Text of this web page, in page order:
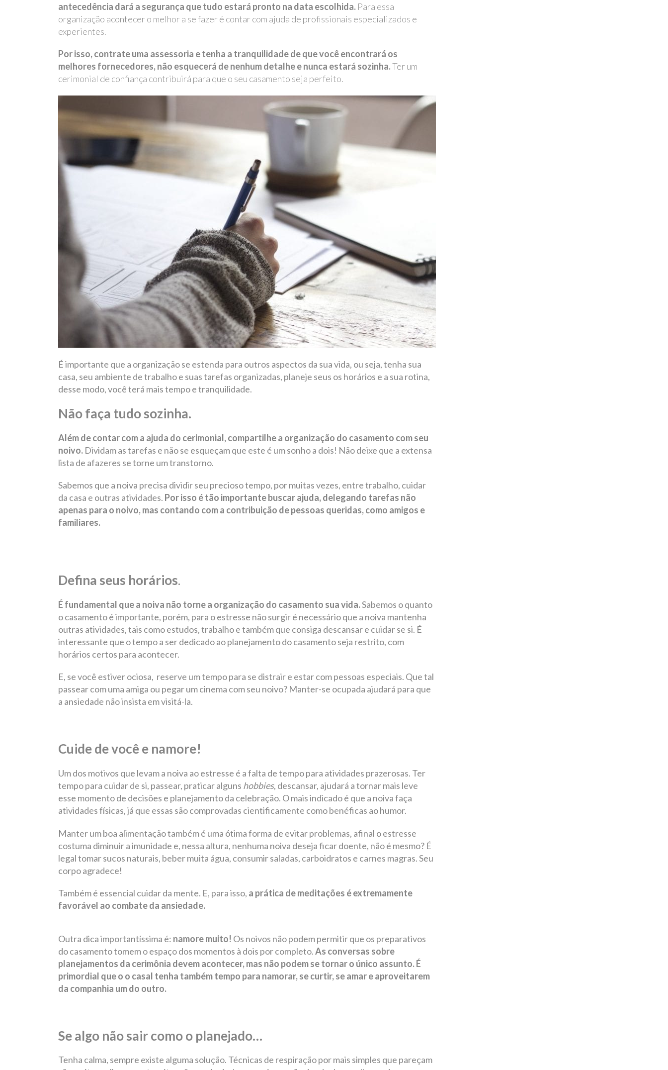
antecedência dará a segurança que tudo estará pronto na data escolhida. Para essa
organização acontecer o melhor a se fazer é contar com ajuda de profissionais especializados e
experientes.
Por isso, contrate uma assessoria e tenha a tranquilidade de que você encontrará os
melhores fornecedores, não esquecerá de nenhum detalhe e nunca estará sozinha.Ter um
cerimonial de confiança contribuirá para que o seu casamento seja perfeito.
É importante que a organização se estenda para outros aspectos da sua vida, ou seja, tenha sua
casa, seu ambiente de trabalho e suas tarefas organizadas, planeje seus os horários e a sua rotina,
desse modo, você terá mais tempo e tranquilidade.
Não faça tudo sozinha.
Além de contar com a ajuda do cerimonial, compartilhe a organização do casamento com seu
noivo. Dividam as tarefas e não se esqueçam que este é um sonho a dois! Não deixe que a extensa
lista de afazeres se torne um transtorno.
Sabemos que a noiva precisa dividir seu precioso tempo, por muitas vezes, entre trabalho, cuidar
da casa e outras atividades. Por isso é tão importante buscar ajuda, delegando tarefas não
apenas para o noivo, mas contando com a contribuição de pessoas queridas, como amigos e
familiares.
Defina seus horários.
É fundamental que a noiva não torne a organização do casamento sua vida.Sabemos o quanto
o casamento é importante, porém, para o estresse não surgir é necessário que a noiva mantenha
outras atividades, tais como estudos, trabalho e também que consiga descansar e cuidar se si. É
interessante que o tempo a ser dedicado ao planejamento do casamento seja restrito, com
horários certos para acontecer.
E, se você estiver ociosa, reserve um tempo para se distrair e estar com pessoas especiais. Que tal
passear com uma amiga ou pegar um cinema com seu noivo? Manter-se ocupada ajudará para que
a ansiedade não insista em visitá-la.
Cuide de você e namore!
Um dos motivos que levam a noiva ao estresse é a falta de tempo para atividades prazerosas. Ter
tempo para cuidar de si, passear, praticar alguns hobbies, descansar, ajudará a tornar mais leve
esse momento de decisões e planejamento da celebração. O mais indicado é que a noiva faça
atividades físicas, já que essas são comprovadas cientificamente como benéficas ao humor.
Manter um boa alimentação também é uma ótima forma de evitar problemas, afinal o estresse
costuma diminuir a imunidade e, nessa altura, nenhuma noiva deseja ficar doente, não é mesmo? É
legal tomar sucos naturais, beber muita água, consumir saladas, carboidratos e carnes magras. Seu
corpo agradece!
Também é essencial cuidar da mente. E, para isso, a prática de meditações é extremamente
favorável ao combate da ansiedade.
Outra dica importantíssima é: namore muito! Os noivos não podem permitir que os preparativos
do casamento tomem o espaço dos momentos à dois por completo.As conversas sobre
planejamentos da cerimônia devem acontecer, mas não podem se tornar o único assunto. É
primordial que o o casal tenha também tempo para namorar, se curtir, se amar e aproveitarem
da companhia um do outro.
Se algo não sair como o planejado…
Tenha calma, sempre existe alguma solução. Técnicas de respiração por mais simples que pareçam